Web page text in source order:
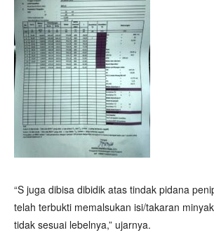
“S juga dibisa dibidik atas tindak pidana
telah terbukti memalsukan isi/takaran
tidak sesuai lebelnya,” ujarnya.